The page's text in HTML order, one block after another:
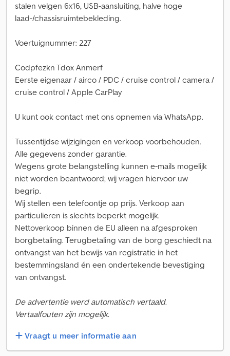
stalen velgen 6x16, USB-aansluiting, halve hoge
laad-/chassisruimtebekleding.
Voertuignummer: 227
Codpfezkn Tdox Anmerf
Eerste eigenaar / airco / PDC / cruise control / camera /
cruise control / Apple CarPlay
U kunt ook contact met ons opnemen via WhatsApp.
Tussentijdse wijzigingen en verkoop voorbehouden.
Alle gegevens zonder garantie.
Wegens grote belangstelling kunnen e-mails mogelijk
niet worden beantwoord; wij vragen hiervoor uw
begrip.
Wij stellen een telefoontje op prijs. Verkoop aan
particulieren is slechts beperkt mogelijk.
Nettoverkoop binnen de EU alleen na afgesproken
borgbetaling. Terugbetaling van de borg geschiedt na
ontvangst van het bewijs van registratie in het
bestemmingsland én een ondertekende bevestiging
van ontvangst.
De advertentie werd automatisch vertaald.
Vertaalfouten zijn mogelijk.
Vraagt u meer informatie aan